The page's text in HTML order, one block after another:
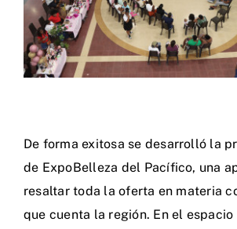
Afiliados
Centro de Conciliación
De forma exitosa se desarrolló la
de ExpoBelleza del Pacífico, una
resaltar toda la oferta en materia
que cuenta la región. En el